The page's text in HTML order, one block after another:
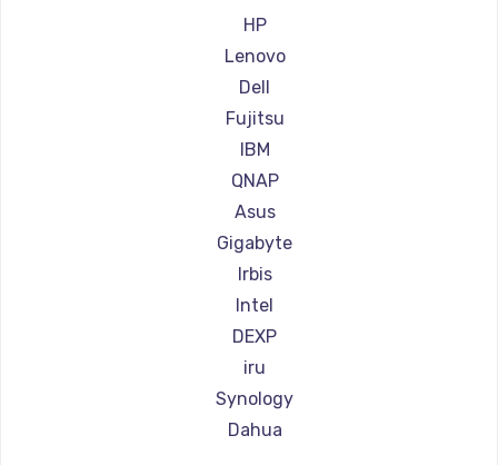
Заказать
1760 руб.
Заказать
HP
Lenovo
Dell
Fujitsu
IBM
QNAP
Asus
Gigabyte
Irbis
Intel
DEXP
iru
Synology
Dahua